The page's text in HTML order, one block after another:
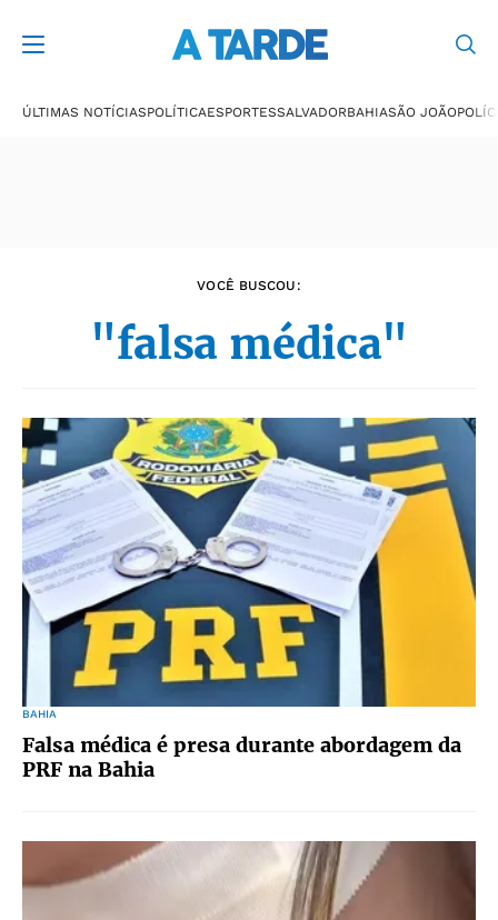
ÚLTIMAS NOTÍCIASPOLÍTICAESPORTESSALVADORBAHIASÃO JOÃO
VOCÊ BUSCOU:
"falsa médica"
BAHIA
Falsa médica é presa durante abordagem da
PRF na Bahia